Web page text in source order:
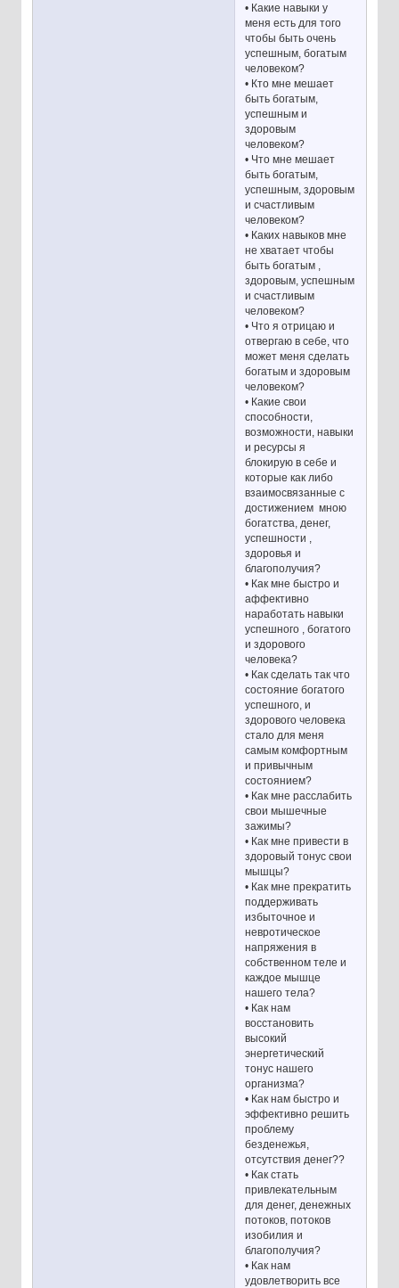
• Какие навыки у
меня есть для того
чтобы быть очень
успешным, богатым
человеком?
• Кто мне мешает
быть богатым,
успешным и
здоровым
человеком?
• Что мне мешает
быть богатым,
успешным, здоровым
и счастливым
человеком?
• Каких навыков мне
не хватает чтобы
быть богатым ,
здоровым, успешным
и счастливым
человеком?
• Что я отрицаю и
отвергаю в себе, что
может меня сделать
богатым и здоровым
человеком?
• Какие свои
способности,
возможности, навыки
и ресурсы я
блокирую в себе и
которые как либо
взаимосвязанные с
достижением мною
богатства, денег,
успешности ,
здоровья и
благополучия?
• Как мне быстро и
аффективно
наработать навыки
успешного , богатого
и здорового
человека?
• Как сделать так что
состояние богатого
успешного, и
здорового человека
стало для меня
самым комфортным
и привычным
состоянием?
• Как мне расслабить
свои мышечные
зажимы?
• Как мне привести в
здоровый тонус свои
мышцы?
• Как мне прекратить
поддерживать
избыточное и
невротическое
напряжения в
собственном теле и
каждое мышце
нашего тела?
• Как нам
восстановить
высокий
энергетический
тонус нашего
организма?
• Как нам быстро и
эффективно решить
проблему
безденежья,
отсутствия денег??
• Как стать
привлекательным
для денег, денежных
потоков, потоков
изобилия и
благополучия?
• Как нам
удовлетворить все